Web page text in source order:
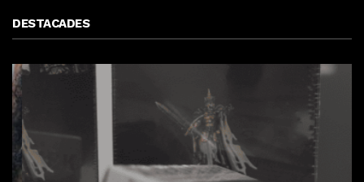
DESTACADES